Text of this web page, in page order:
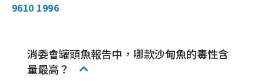
9610 1996
消委會罐頭魚報告中，哪款沙甸魚的毒性含
量最高？